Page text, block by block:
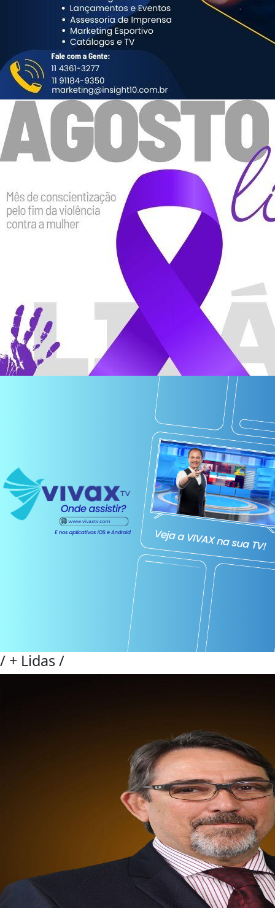
/ + Lidas/